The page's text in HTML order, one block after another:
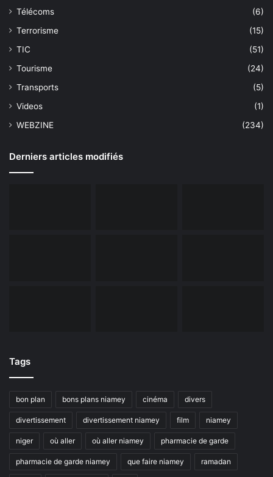
Télécoms
(6)
Terrorisme
(15)
TIC
(51)
Tourisme
(24)
Transports
(5)
Videos
(1)
WEBZINE
(234)
Derniers articles modifiés
Tags
bon plan bons plans niamey cinéma divers
divertissement divertissement niamey film niamey
niger où aller où aller niamey pharmacie de garde
pharmacie de garde niamey que faire niamey ramadan